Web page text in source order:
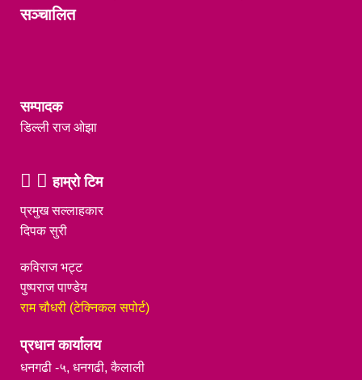
सञ्चालित
सम्पादक
डिल्ली राज ओझा
हाम्रो टिम
प्रमुख सल्लाहकार
दिपक सुरी
कविराज भट्ट
पुष्पराज पाण्डेय
राम चौधरी (टेक्निकल सपोर्ट)
प्रधान कार्यालय
धनगढी -५, धनगढी, कैलाली